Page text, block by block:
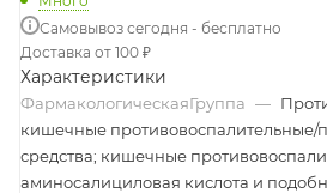
Самовывоз сегодня - бесплатно
Доставка от 100 ₽
Характеристики
ФармакологическаяГруппа —
кишечные
средства; кишечные
аминосалициловая кислота и подобн